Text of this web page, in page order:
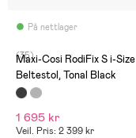
På nettlager
(35)
Maxi-Cosi RodiFix S i-Size
Beltestol, Tonal Black
1 695 kr
Veil. Pris: 2 399 kr